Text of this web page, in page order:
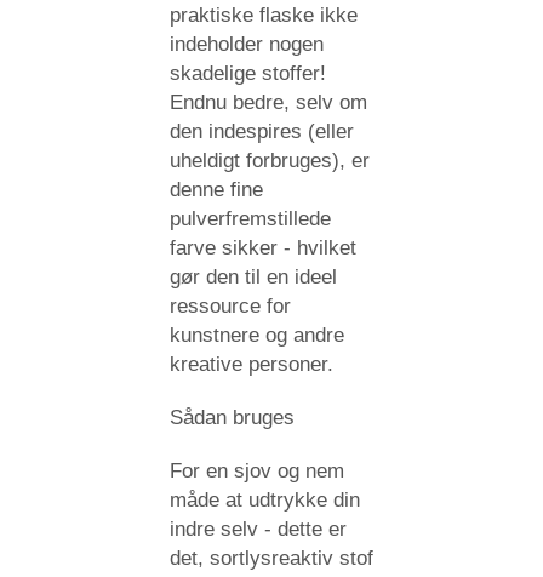
praktiske flaske ikke
indeholder nogen
skadelige stoffer!
Endnu bedre, selv om
den indespires (eller
uheldigt forbruges), er
denne fine
pulverfremstillede
farve sikker - hvilket
gør den til en ideel
ressource for
kunstnere og andre
kreative personer.
Sådan bruges
For en sjov og nem
måde at udtrykke din
indre selv - dette er
det, sortlysreaktiv stof